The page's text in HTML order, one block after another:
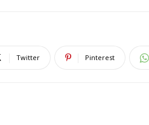
Twitter Pinterest